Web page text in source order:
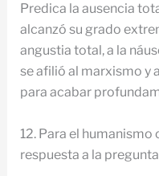
Predica la ausencia
alcanzó su grado
angustia total, a la
se afilió al marxismo y
para acabar
12. Para el
respuesta a la